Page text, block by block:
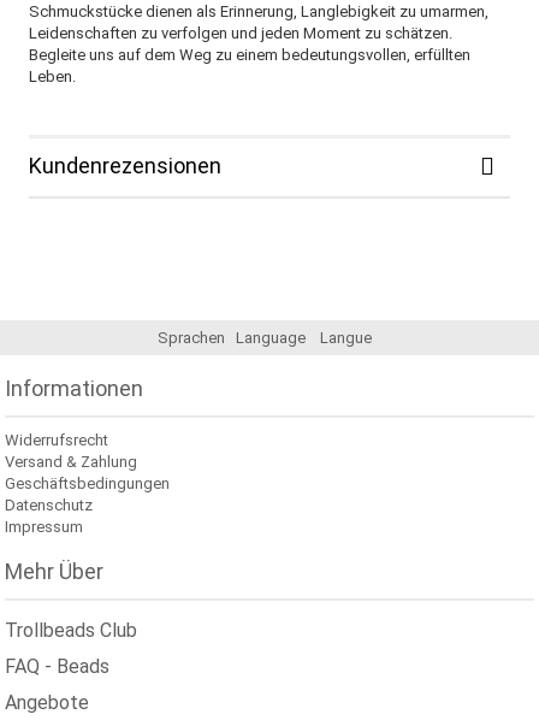
Schmuckstücke dienen als Erinnerung, Langlebigkeit zu umarmen,
Leidenschaften zu verfolgen und jeden Moment zu schätzen.
Begleite uns auf dem Weg zu einem bedeutungsvollen, erfüllten
Leben.
Kundenrezensionen
Sprachen Language Langue
Informationen
Widerrufsrecht
Versand & Zahlung
Geschäftsbedingungen
Datenschutz
Impressum
Mehr Über
Trollbeads Club
FAQ - Beads
Angebote